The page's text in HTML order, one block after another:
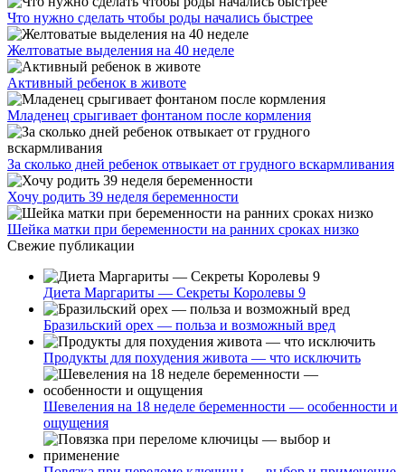
Что нужно сделать чтобы роды начались быстрее
Желтоватые выделения на 40 неделе
Активный ребенок в животе
Младенец срыгивает фонтаном после кормления
За сколько дней ребенок отвыкает от грудного вскармливания
Хочу родить 39 неделя беременности
Шейка матки при беременности на ранних сроках низко
Свежие публикации
Диета Маргариты — Секреты Королевы 9
Бразильский орех — польза и возможный вред
Продукты для похудения живота — что исключить
Шевеления на 18 неделе беременности — особенности и
ощущения